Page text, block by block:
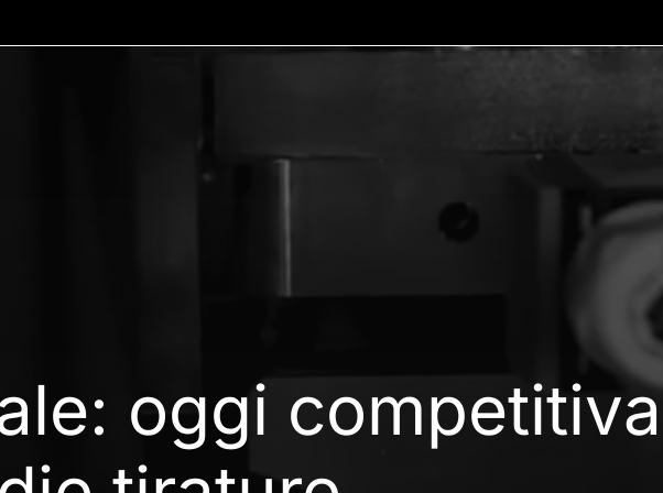
oggi competitiva